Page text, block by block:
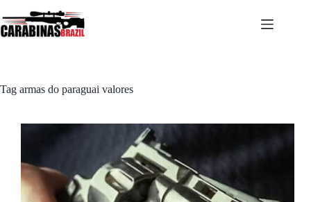
para
o
Tag armas do paraguai valores